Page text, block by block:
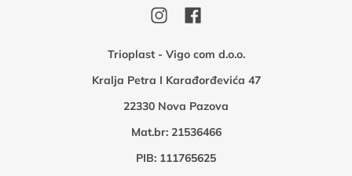
Trioplast - Vigo com d.o.o.
Kralja Petra I Karađorđevića 47
22330 Nova Pazova
Mat.br: 21536466
PIB: 111765625